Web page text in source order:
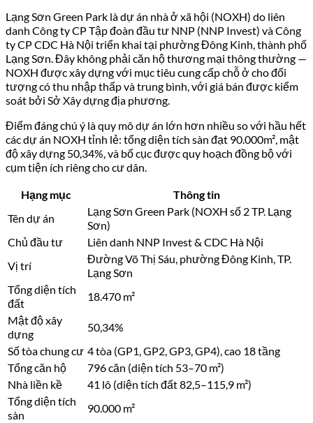
Lạng Sơn Green Park là dự án nhà ở xã hội (NOXH) do liên
danh Công ty CP Tập đoàn đầu tư NNP (NNP Invest) và Công
ty CP CDC Hà Nội triển khai tại phường Đông Kinh, thành phố
Lạng Sơn. Đây không phải căn hộ thương mại thông thường —
NOXH được xây dựng với mục tiêu cung cấp chỗ ở cho đối
tượng có thu nhập thấp và trung bình, với giá bán được kiểm
soát bởi Sở Xây dựng địa phương.
Điểm đáng chú ý là quy mô dự án lớn hơn nhiều so với hầu hết
các dự án NOXH tỉnh lẻ: tổng diện tích sàn đạt 90.000m², mật
độ xây dựng 50,34%, và bố cục được quy hoạch đồng bộ với
cụm tiện ích riêng cho cư dân.
Hạng mục
Thông tin
Tên dự án
Lạng Sơn Green Park (NOXH số 2 TP. Lạng
Sơn)
Chủ đầu tư
Liên danh NNP Invest & CDC Hà Nội
Vị trí
Đường Võ Thị Sáu, phường Đông Kinh, TP.
Lạng Sơn
Tổng diện tích
đất
18.470 m²
Mật độ xây
dựng
50,34%
Số tòa chung cư 4 tòa (GP1, GP2, GP3, GP4), cao 18 tầng
Tổng căn hộ
796 căn (diện tích 53–70 m²)
Nhà liền kề
41 lô (diện tích đất 82,5–115,9 m²)
Tổng diện tích
sàn
90.000 m²